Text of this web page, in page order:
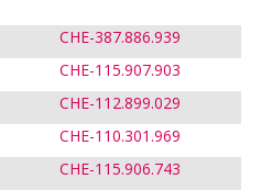
CHE-387.886.939
CHE-115.907.903
CHE-112.899.029
CHE-110.301.969
CHE-115.906.743